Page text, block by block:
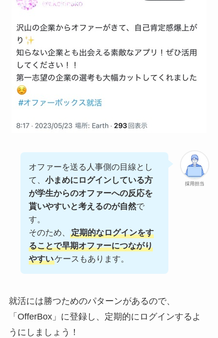
採用担当
オファーを送る人事側の目線とし
て、 小まめにログインしている方
が学生からのオファーへの反応を
貰いやすいと考えるのが自然で
す。
そのため、
定期的なログインをす
ることで早期オファーにつながり
やすいケースもあります。
就活には勝つためのパターンがあるので、
「OfferBox」に登録し、定期的にログインするよ
うにしましょう！